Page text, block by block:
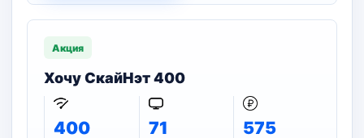
Акция
Хочу СкайНэт 400
400 71 575